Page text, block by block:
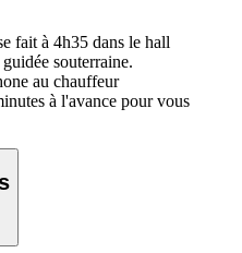
fait à 4h35 dans le hall
souterraine.
au chauffeur
à l'avance pour vous